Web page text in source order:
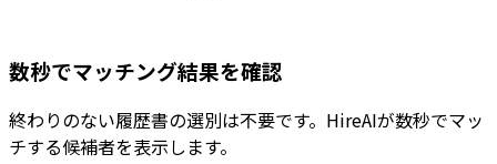
数秒でマッチング結果を確認
終わりのない履歴書の選別は不要です。HireAIが数秒でマッ
チする候補者を表示します。